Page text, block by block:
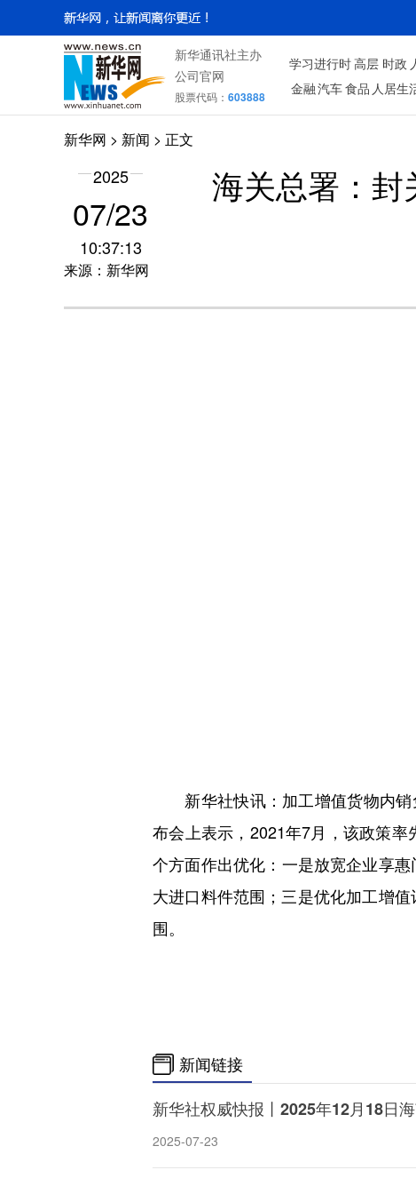
新华通讯社主办
公司官网
股票代码： 603888
学习进行时 高层 时政
金融 汽车 食品 人居生
新华网 > 新闻 > 正文
2025
07/23
10:37:13
来源：新华网
海关总署：封
新华社快讯：加工增值货物内销
布会上表示，2021年7月，该政策
个方面作出优化：一是放宽企业享
大进口料件范围；三是优化加工增
围。
新闻链接
新华社权威快报丨2025年12月18日
2025-07-23